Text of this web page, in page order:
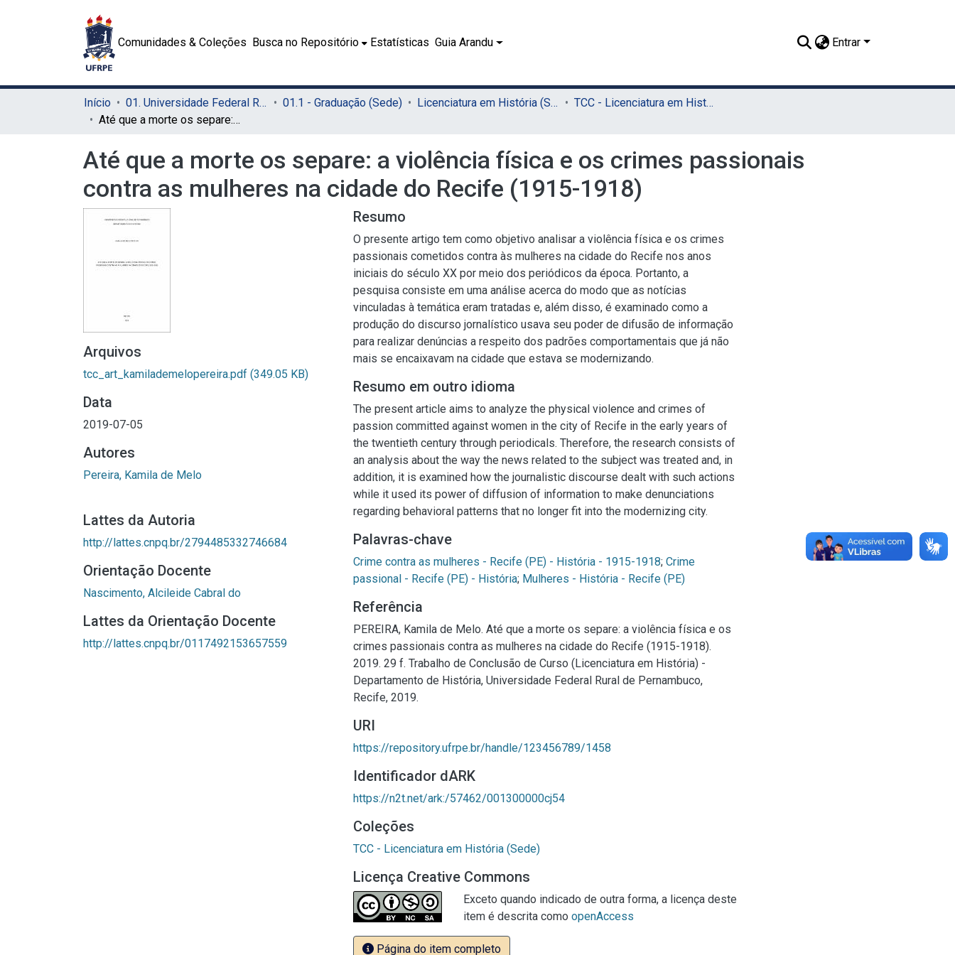
Comunidades & Coleções Busca no Repositório Estatísticas Guia Arandu Entrar
Início 01. Universidade Federal Rural de Pernambuco - UFRPE (Sede) 01.1 - Graduação (Sede) Licenciatura em História (Sede)
TCC - Licenciatura em História (Sede)
Até que a morte os separe: a violência física e os crimes passionais contra as mulheres na cidade do Recife (1915-1918)
Até que a morte os separe: a violência física e os crimes passionais
contra as mulheres na cidade do Recife (1915-1918)
Arquivos
tcc_art_kamilademelopereira.pdf (349.05 KB)
Data
2019-07-05
Autores
Pereira, Kamila de Melo
Lattes da Autoria
http://lattes.cnpq.br/2794485332746684
Orientação Docente
Nascimento, Alcileide Cabral do
Lattes da Orientação Docente
http://lattes.cnpq.br/0117492153657559
Resumo
O presente artigo tem como objetivo analisar a violência física e os crimes
passionais cometidos contra às mulheres na cidade do Recife nos anos
iniciais do século XX por meio dos periódicos da época. Portanto, a
pesquisa consiste em uma análise acerca do modo que as notícias
vinculadas à temática eram tratadas e, além disso, é examinado como a
produção do discurso jornalístico usava seu poder de difusão de informação
para realizar denúncias a respeito dos padrões comportamentais que já não
mais se encaixavam na cidade que estava se modernizando.
Resumo em outro idioma
The present article aims to analyze the physical violence and crimes of
passion committed against women in the city of Recife in the early years of
the twentieth century through periodicals. Therefore, the research consists of
an analysis about the way the news related to the subject was treated and, in
addition, it is examined how the journalistic discourse dealt with such actions
while it used its power of diffusion of information to make denunciations
regarding behavioral patterns that no longer fit into the modernizing city.
Palavras-chave
Crime contra as mulheres - Recife (PE) - História - 1915-1918; Crime
passional - Recife (PE) - História; Mulheres - História - Recife (PE)
Referência
PEREIRA, Kamila de Melo. Até que a morte os separe: a violência física e os
crimes passionais contra as mulheres na cidade do Recife (1915-1918).
2019. 29 f. Trabalho de Conclusão de Curso (Licenciatura em História) -
Departamento de História, Universidade Federal Rural de Pernambuco,
Recife, 2019.
URI
https://repository.ufrpe.br/handle/123456789/1458
Identificador dARK
https://n2t.net/ark:/57462/001300000cj54
Coleções
TCC - Licenciatura em História (Sede)
Licença Creative Commons
Exceto quando indicado de outra forma, a licença deste
item é descrita como openAccess
Página do item completo